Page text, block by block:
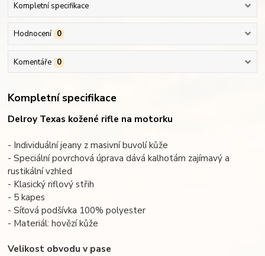
Kompletní specifikace
Hodnocení 0
Komentáře 0
Kompletní specifikace
Delroy Texas kožené rifle na motorku
- Individuální jeany z masivní buvolí kůže
- Speciální povrchová úprava dává kalhotám zajímavý a
rustikální vzhled
- Klasický riflový střih
- 5 kapes
- Síťová podšívka 100% polyester
- Materiál: hovězí kůže
Velikost obvodu v pase